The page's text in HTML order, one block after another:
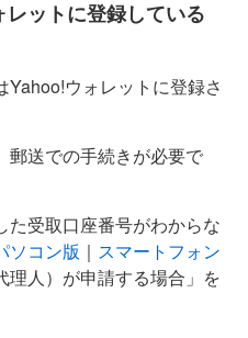
ットに登録している
ウォレットに登録さ
郵送での手続きが必要で
た受取口座番号がわからな
ソコン版 ｜ スマートフォン
理人）が申請する場合」を